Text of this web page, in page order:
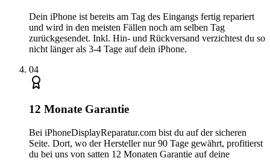
Dein iPhone ist bereits am Tag des Eingangs fertig repariert
und wird in den meisten Fällen noch am selben Tag
zurückgesendet. Inkl. Hin- und Rückversand verzichtest du so
nicht länger als 3-4 Tage auf dein iPhone.
04
12 Monate Garantie
Bei iPhoneDisplayReparatur.com bist du auf der sicheren
Seite. Dort, wo der Hersteller nur 90 Tage gewährt, profitierst
du bei uns von satten 12 Monaten Garantie auf deine